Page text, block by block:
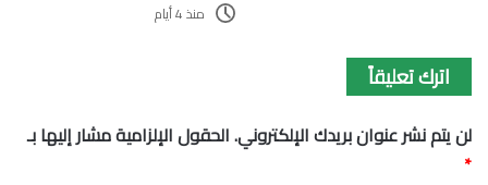
منذ 4 أيام
اترك تعليقاً
لن يتم نشر عنوان بريدك الإلكتروني.الحقول الإلزامية مشار إليها بـ
*